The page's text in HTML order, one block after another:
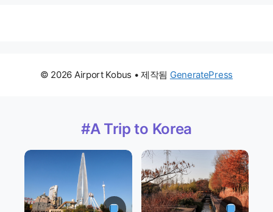
© 2026 Airport Kobus • 제작됨 GeneratePress
#A Trip to Korea